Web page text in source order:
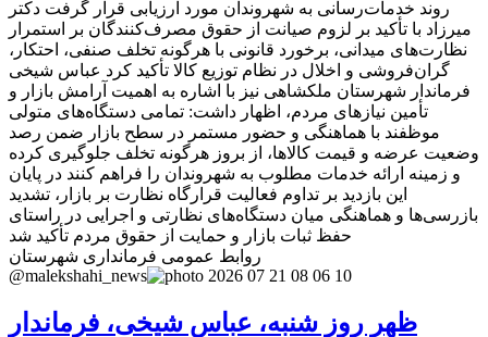
روند خدمات‌رسانی به شهروندان مورد ارزیابی قرار گرفت دکتر
میرزاد با تأکید بر لزوم صیانت از حقوق مصرف‌کنندگان بر استمرار
نظارت‌های میدانی، برخورد قانونی با هرگونه تخلف صنفی، احتکار،
گران‌فروشی و اخلال در نظام توزیع کالا تأکید کرد عباس شیخی
فرماندار شهرستان ملکشاهی نیز با اشاره به اهمیت آرامش بازار و
تأمین نیازهای مردم، اظهار داشت: تمامی دستگاه‌های متولی
موظفند با هماهنگی و حضور مستمر در سطح بازار ضمن رصد
وضعیت عرضه و قیمت کالاها، از بروز هرگونه تخلف جلوگیری کرده
و زمینه ارائه خدمات مطلوب به شهروندان را فراهم کنند در پایان
این بازدید بر تداوم فعالیت قرارگاه نظارت بر بازار، تشدید
بازرسی‌ها و هماهنگی میان دستگاه‌های نظارتی و اجرایی در راستای
حفظ ثبات بازار و حمایت از حقوق مردم تأکید شد
روابط عمومی فرمانداری شهرستان
@malekshahi_news
ظهر روز شنبه، عباس شیخی، فرماندار